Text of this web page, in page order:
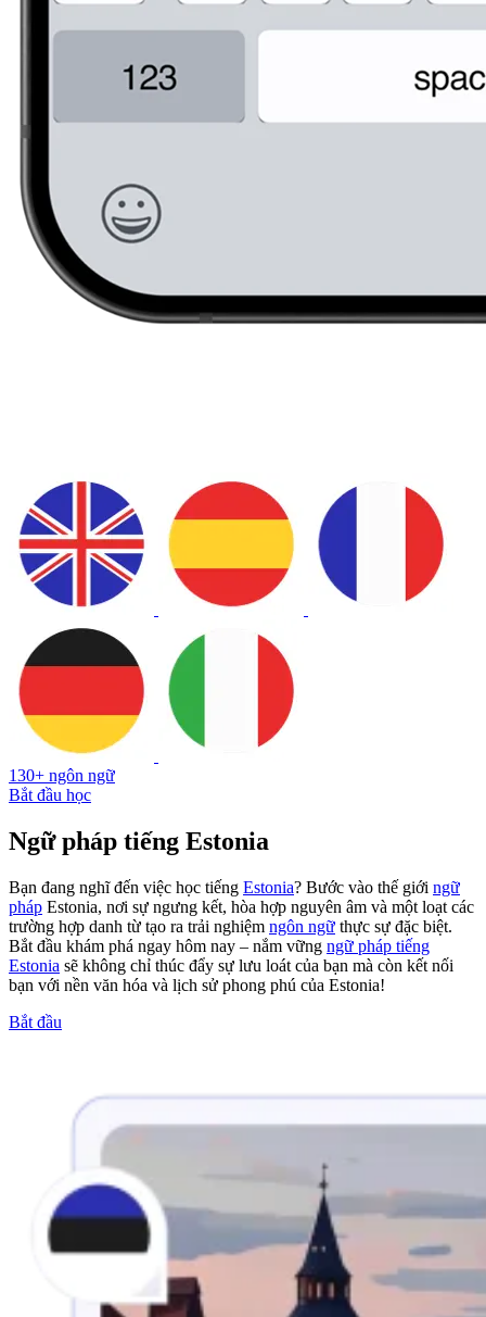
130+ ngôn ngữ
Bắt đầu học
Ngữ pháp tiếng Estonia
Bạn đang nghĩ đến việc học tiếng Estonia? Bước vào thế giới ngữ
pháp Estonia, nơi sự ngưng kết, hòa hợp nguyên âm và một loạt các
trường hợp danh từ tạo ra trải nghiệm ngôn ngữ thực sự đặc biệt.
Bắt đầu khám phá ngay hôm nay – nắm vững ngữ pháp tiếng
Estonia sẽ không chỉ thúc đẩy sự lưu loát của bạn mà còn kết nối
bạn với nền văn hóa và lịch sử phong phú của Estonia!
Bắt đầu